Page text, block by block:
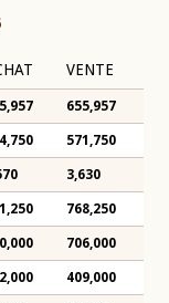
VENTE
655,957
571,750
3,630
768,250
706,000
409,000